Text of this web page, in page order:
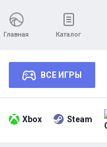
Главная Каталог
ВСЕ ИГРЫ
Xbox Steam